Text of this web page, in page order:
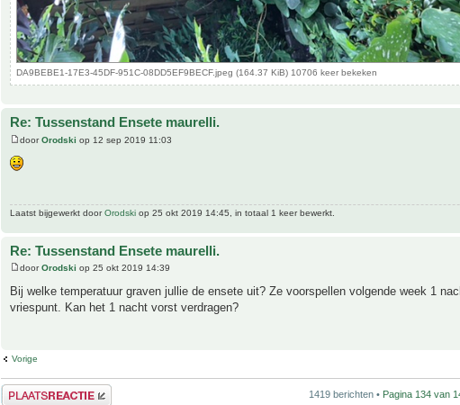
DA9BEBE1-17E3-45DF-951C-08DD5EF9BECF.jpeg (164.37 KiB) 10706 keer bekeken
Re: Tussenstand Ensete maurelli.
doorOrodski op 12 sep 2019 11:03
Laatst bijgewerkt doorOrodski op 25 okt 2019 14:45, in totaal 1 keer bewerkt.
Re: Tussenstand Ensete maurelli.
doorOrodski op 25 okt 2019 14:39
Bij welke temperatuur graven jullie de ensete uit? Ze voorspellen volgende week 1
vriespunt. Kan het 1 nacht vorst verdragen?
Vorige
Plaats een reactie 1419 berichten • Pagina 134 van